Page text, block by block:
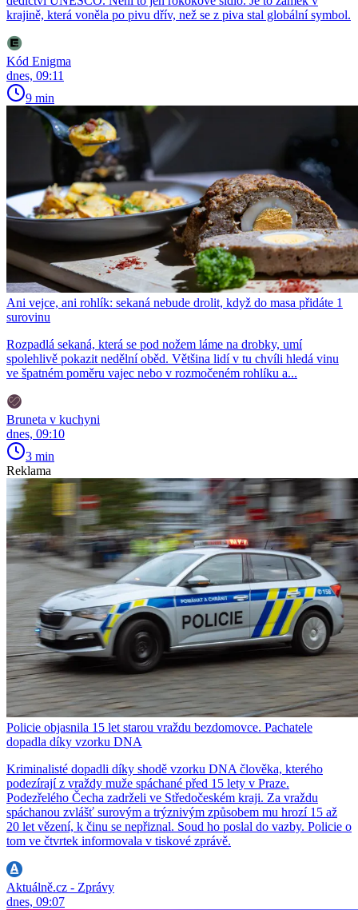
krajině, která voněla po pivu dřív, než se z piva stal globální symbol.
Kód Enigma
dnes, 09:11
9 min
Ani vejce, ani rohlík: sekaná nebude drolit, když do masa přidáte 1
surovinu
Rozpadlá sekaná, která se pod nožem láme na drobky, umí
spolehlivě pokazit nedělní oběd. Většina lidí v tu chvíli hledá vinu
ve špatném poměru vajec nebo v rozmočeném rohlíku a...
Bruneta v kuchyni
dnes, 09:10
3 min
Reklama
Policie objasnila 15 let starou vraždu bezdomovce. Pachatele
dopadla díky vzorku DNA
Kriminalisté dopadli díky shodě vzorku DNA člověka, kterého
podezírají z vraždy muže spáchané před 15 lety v Praze.
Podezřelého Čecha zadrželi ve Středočeském kraji. Za vraždu
spáchanou zvlášť surovým a trýznivým způsobem mu hrozí 15 až
20 let vězení, k činu se nepřiznal. Soud ho poslal do vazby. Policie o
tom ve čtvrtek informovala v tiskové zprávě.
Aktuálně.cz - Zprávy
dnes, 09:07